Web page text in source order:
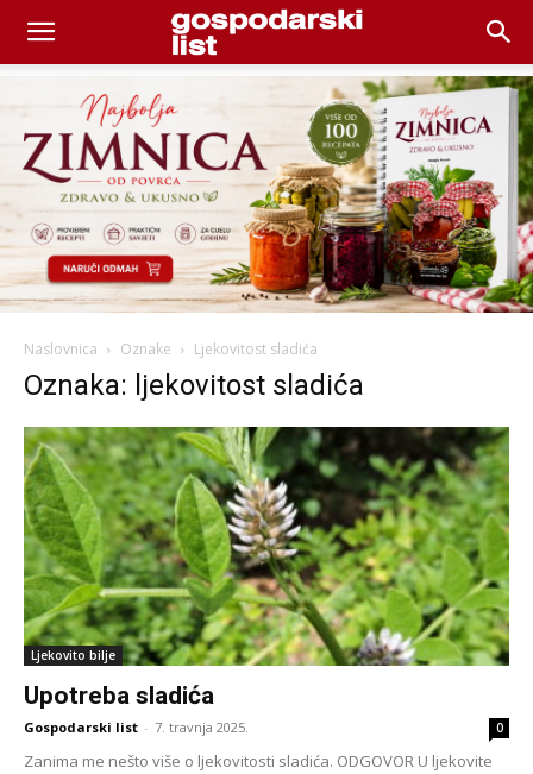
Naslovnica Oznake Ljekovitost sladića
Oznaka: ljekovitost sladića
Ljekovito bilje
Upotreba sladića
Gospodarski list - 7. travnja 2025. 0
Zanima me nešto više o ljekovitosti sladića. ODGOVOR U ljekovite